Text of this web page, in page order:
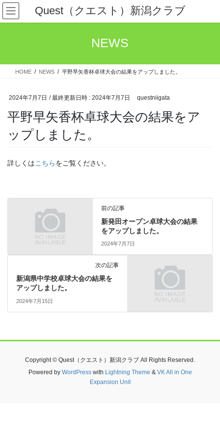
コ
ン
テ
ス
ナ
ビ
ゲ
ン
Quest（クエスト）新潟クラブ
NEWS
HOME NEWS 平野早矢香杯卓球大会の結果をアップしました。
2024年7月7日 / 最終更新日時 : 2024年7月7日 questniigata
平野早矢香杯卓球大会の結果をア
ップしました。
詳しくはこちらをご覧ください。
前の記事
新発田オープン卓球大会の結果
をアップしました。
2024年7月7日
次の記事
新潟県中学校卓球大会の結果を
アップしました。
2024年7月15日
Copyright © Quest（クエスト）新潟クラブ All Rights Reserved.
Powered by WordPresswith Lightning Theme & VK All in One
Expansion Unit